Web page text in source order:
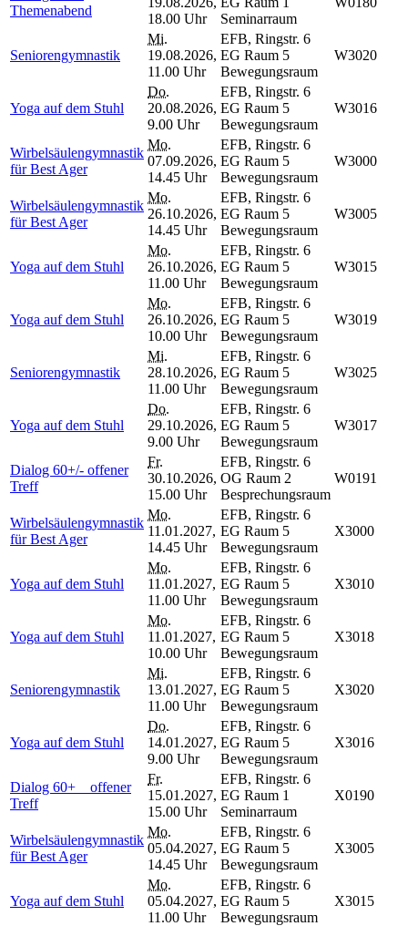
Themenabend
18.00 Uhr
Seminarraum
Seniorengymnastik
Mi.
19.08.2026,
11.00 Uhr
EFB, Ringstr. 6
EG Raum 5
Bewegungsraum
W3020
Yoga auf dem Stuhl
Do.
20.08.2026,
9.00 Uhr
EFB, Ringstr. 6
EG Raum 5
Bewegungsraum
W3016
Wirbelsäulengymnastik
für Best Ager
Mo.
07.09.2026,
14.45 Uhr
EFB, Ringstr. 6
EG Raum 5
Bewegungsraum
W3000
Wirbelsäulengymnastik
für Best Ager
Mo.
26.10.2026,
14.45 Uhr
EFB, Ringstr. 6
EG Raum 5
Bewegungsraum
W3005
Yoga auf dem Stuhl
Mo.
26.10.2026,
11.00 Uhr
EFB, Ringstr. 6
EG Raum 5
Bewegungsraum
W3015
Yoga auf dem Stuhl
Mo.
26.10.2026,
10.00 Uhr
EFB, Ringstr. 6
EG Raum 5
Bewegungsraum
W3019
Seniorengymnastik
Mi.
28.10.2026,
11.00 Uhr
EFB, Ringstr. 6
EG Raum 5
Bewegungsraum
W3025
Yoga auf dem Stuhl
Do.
29.10.2026,
9.00 Uhr
EFB, Ringstr. 6
EG Raum 5
Bewegungsraum
W3017
Dialog 60+/- offener
Treff
Fr.
30.10.2026,
15.00 Uhr
EFB, Ringstr. 6
OG Raum 2
Besprechungsraum
W0191
Wirbelsäulengymnastik
für Best Ager
Mo.
11.01.2027,
14.45 Uhr
EFB, Ringstr. 6
EG Raum 5
Bewegungsraum
X3000
Yoga auf dem Stuhl
Mo.
11.01.2027,
11.00 Uhr
EFB, Ringstr. 6
EG Raum 5
Bewegungsraum
X3010
Yoga auf dem Stuhl
Mo.
11.01.2027,
10.00 Uhr
EFB, Ringstr. 6
EG Raum 5
Bewegungsraum
X3018
Seniorengymnastik
Mi.
13.01.2027,
11.00 Uhr
EFB, Ringstr. 6
EG Raum 5
Bewegungsraum
X3020
Yoga auf dem Stuhl
Do.
14.01.2027,
9.00 Uhr
EFB, Ringstr. 6
EG Raum 5
Bewegungsraum
X3016
Dialog 60+ _ offener
Treff
Fr.
15.01.2027,
15.00 Uhr
EFB, Ringstr. 6
EG Raum 1
Seminarraum
X0190
Wirbelsäulengymnastik
für Best Ager
Mo.
05.04.2027,
14.45 Uhr
EFB, Ringstr. 6
EG Raum 5
Bewegungsraum
X3005
Yoga auf dem Stuhl
Mo.
05.04.2027,
11.00 Uhr
EFB, Ringstr. 6
EG Raum 5
Bewegungsraum
X3015